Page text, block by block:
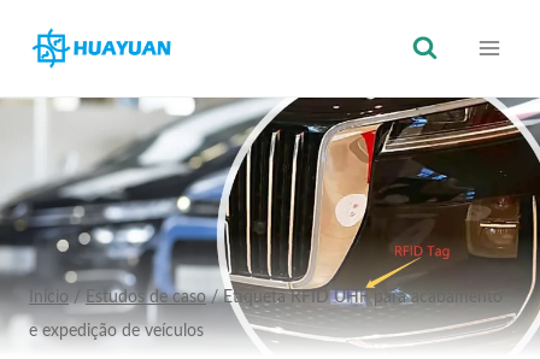
para
conteúdo
Início / Estudos de caso / Etiqueta RFID UHF para acabamento
e expedição de veículos